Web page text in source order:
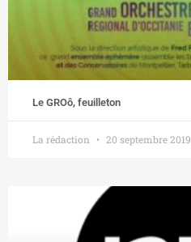
Le GROô, feuilleton
La rédaction 20 septembre 2019